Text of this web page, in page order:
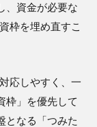
、資金が必要な
枠を埋め直すこ
応しやすく、一
枠」を優先して
となる「つみた